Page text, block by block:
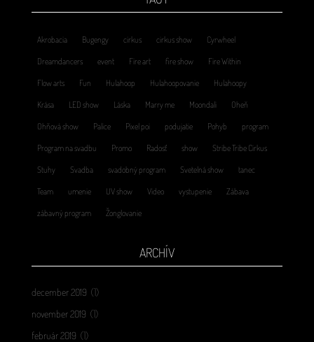
Akrobacia Bugengy cirkus cirkus show Cyrwheel
Dreamdancers event Fire art fire show Fire Within
Flow arts Fun Hulahoop Hulahoopovanie Hulahoopy
Krása LED show Láska Marry me Moondali Oheň
Ohňová show Palice Pixel poi podujatie Pohyb program
Program na svadbu Promo Radosť show Stribe Tribe Cirkus
Stuhy Svadba svadobný program Svetelná show tanec
Team umenie UV show Video vystupenie Zábava
zábavný program Žonglovanie
ARCHÍV
december 2019 (1)
november 2019 (1)
február 2019 (1)